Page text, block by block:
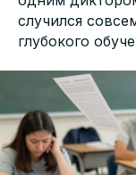
случился
глубокого